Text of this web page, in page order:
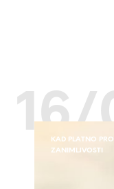
16/
KAD PLATNO
ZANIMLJVOSTI